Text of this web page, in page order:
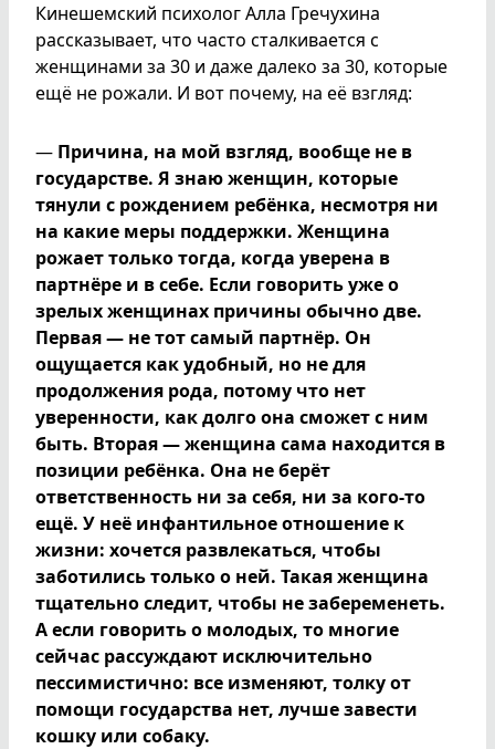
Кинешемский психолог Алла Гречухина
рассказывает, что часто сталкивается с
женщинами за 30 и даже далеко за 30, которые
ещё не рожали. И вот почему, на её взгляд:
— Причина, на мой взгляд, вообще не в
государстве. Я знаю женщин, которые
тянули с рождением ребёнка, несмотря ни
на какие меры поддержки. Женщина
рожает только тогда, когда уверена в
партнёре и в себе. Если говорить уже о
зрелых женщинах причины обычно две.
Первая — не тот самый партнёр. Он
ощущается как удобный, но не для
продолжения рода, потому что нет
уверенности, как долго она сможет с ним
быть. Вторая — женщина сама находится в
позиции ребёнка. Она не берёт
ответственность ни за себя, ни за кого-то
ещё. У неё инфантильное отношение к
жизни: хочется развлекаться, чтобы
заботились только о ней. Такая женщина
тщательно следит, чтобы не забеременеть.
А если говорить о молодых, то многие
сейчас рассуждают исключительно
пессимистично: все изменяют, толку от
помощи государства нет, лучше завести
кошку или собаку.